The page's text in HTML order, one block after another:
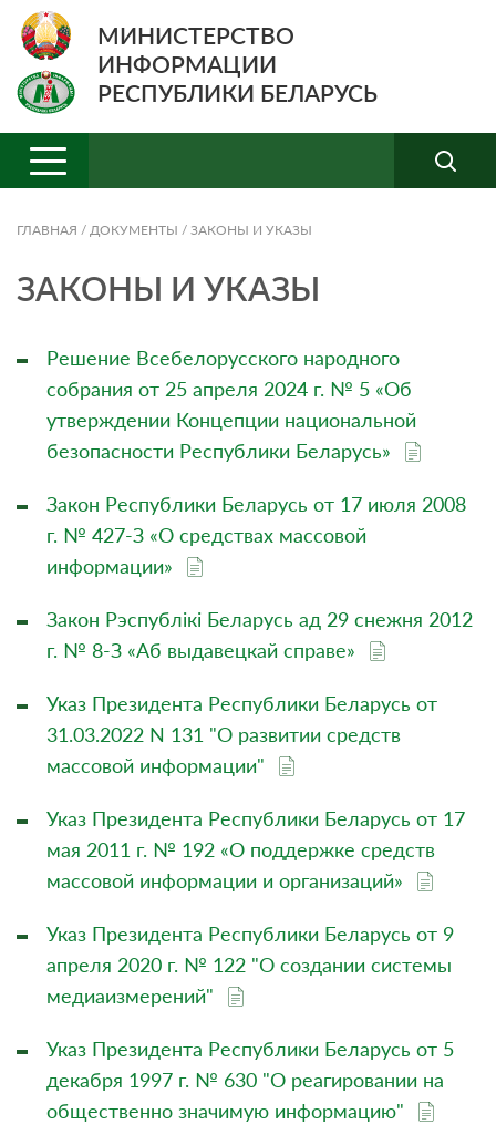
МИНИСТЕРСТВО
ИНФОРМАЦИИ
РЕСПУБЛИКИ БЕЛАРУСЬ
ГЛАВНАЯ / ДОКУМЕНТЫ / ЗАКОНЫ И УКАЗЫ
ЗАКОНЫ И УКАЗЫ
Решение Всебелорусского народного
собрания от 25 апреля 2024 г. № 5 «Об
утверждении Концепции национальной
безопасности Республики Беларусь»
Закон Республики Беларусь от 17 июля 2008
г. № 427-З «О средствах массовой
информации»
Закон Рэспублікі Беларусь ад 29 снежня 2012
г. № 8-З «Аб выдавецкай справе»
Указ Президента Республики Беларусь от
31.03.2022 N 131 "О развитии средств
массовой информации"
Указ Президента Республики Беларусь от 17
мая 2011 г. № 192 «О поддержке средств
массовой информации и организаций»
Указ Президента Республики Беларусь от 9
апреля 2020 г. № 122 "О создании системы
медиаизмерений"
Указ Президента Республики Беларусь от 5
декабря 1997 г. № 630 "О реагировании на
общественно значимую информацию"